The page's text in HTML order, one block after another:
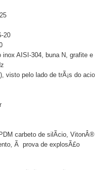
20
AISI-304, buna N, grafite
visto pelo lado de trÃ¡s do
carbeto de silÃ­cio,
Ã prova de explosÃ£o